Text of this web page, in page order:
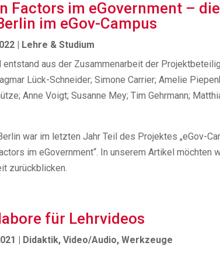
Factors im eGovernment – die
im eGov-Campus
Lehre & Studium
entstand aus der Zusammenarbeit der
Lück-Schneider; Simone Carrier; Amelie
Anne Voigt; Susanne Mey; Tim Gehrmann;
war im letzten Jahr Teil des Projektes „eGov-
im eGovernment“. In unserem Artikel möchten
zurückblicken.
für Lehrvideos
Didaktik,Video/Audio,Werkzeuge